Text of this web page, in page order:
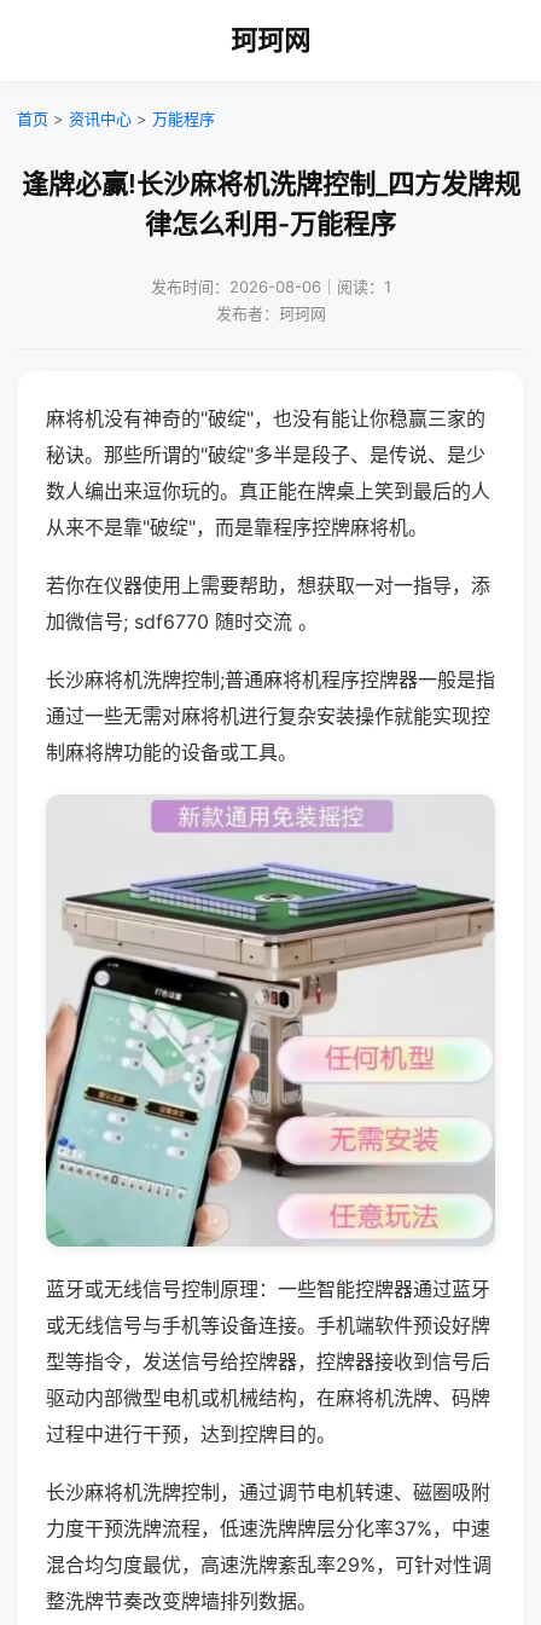
珂珂网
首页 > 资讯中心 > 万能程序
逢牌必赢!长沙麻将机洗牌控制_四方发牌规
律怎么利用-万能程序
发布时间：2026-08-06｜阅读：1
发布者：珂珂网
麻将机没有神奇的"破绽"，也没有能让你稳赢三家的
秘诀。那些所谓的"破绽"多半是段子、是传说、是少
数人编出来逗你玩的。真正能在牌桌上笑到最后的人
从来不是靠"破绽"，而是靠程序控牌麻将机。
若你在仪器使用上需要帮助，想获取一对一指导，添
加微信号; sdf6770 随时交流 。
长沙麻将机洗牌控制;普通麻将机程序控牌器一般是指
通过一些无需对麻将机进行复杂安装操作就能实现控
制麻将牌功能的设备或工具。
蓝牙或无线信号控制原理：一些智能控牌器通过蓝牙
或无线信号与手机等设备连接。手机端软件预设好牌
型等指令，发送信号给控牌器，控牌器接收到信号后
驱动内部微型电机或机械结构，在麻将机洗牌、码牌
过程中进行干预，达到控牌目的。
长沙麻将机洗牌控制，通过调节电机转速、磁圈吸附
力度干预洗牌流程，低速洗牌牌层分化率37%，中速
混合均匀度最优，高速洗牌紊乱率29%，可针对性调
整洗牌节奏改变牌墙排列数据。